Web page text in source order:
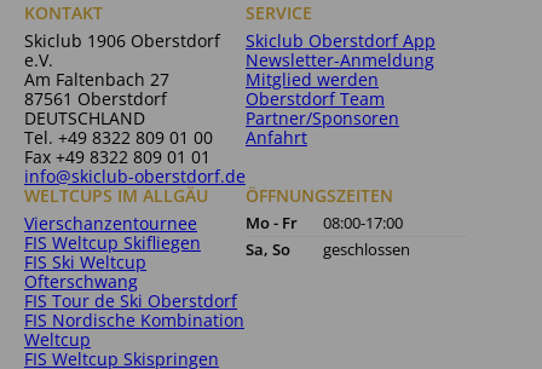
Skiakademie
Alpin
Langlauf
Skisprung
Breitensport
Service
Shop
KONTAKT
Skiclub 1906 Oberstdorf
e.V.
Am Faltenbach 27
87561 Oberstdorf
DEUTSCHLAND
Tel. +49 8322 809 01 00
Fax +49 8322 809 01 01
info@skiclub-oberstdorf.de
SERVICE
Skiclub Oberstdorf App
Newsletter-Anmeldung
Mitglied werden
Oberstdorf Team
Partner/Sponsoren
Anfahrt
WELTCUPS IM ALLGÄU
Vierschanzentournee
FIS Weltcup Skifliegen
FIS Ski Weltcup
Ofterschwang
FIS Tour de Ski Oberstdorf
FIS Nordische Kombination
Weltcup
FIS Weltcup Skispringen
ÖFFNUNGSZEITEN
Mo - Fr
08:00-17:00
Sa, So
geschlossen